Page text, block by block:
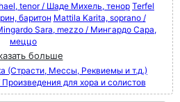
tenor / Шаде Михель, тенор Terfel
баритон Mattila Karita, soprano /
Sara, mezzo / Мингардо Сара,
меццо
больше
(Страсти, Мессы, Реквиемы и т.д.)
для хора и солистов